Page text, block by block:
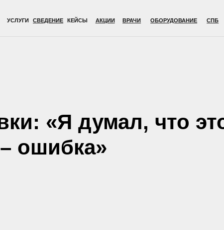
КЕЙСЫ АКЦИИ ВРАЧИ ОБОРУДОВАНИЕ СПБ ⭐ 3000Р НА
«Я думал, что
ошибка»